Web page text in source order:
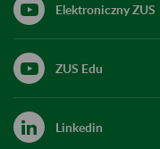
Elektroniczny ZUS
ZUS Edu
Linkedin